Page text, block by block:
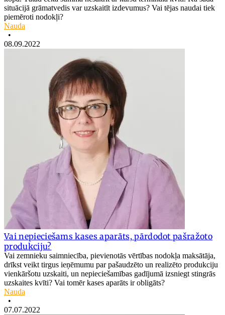
situācijā grāmatvedis var uzskaitīt izdevumus? Vai tējas naudai tiek
piemēroti nodokļi?
Nauda
•
08.09.2022
Vai nepieciešams kases aparāts, pārdodot pašražoto
produkciju?
Vai zemnieku saimniecība, pievienotās vērtības nodokļa maksātāja,
drīkst veikt tirgus ieņēmumu par pašaudzēto un realizēto produkciju
vienkāršotu uzskaiti, un nepieciešamības gadījumā izsniegt stingrās
uzskaites kvīti? Vai tomēr kases aparāts ir obligāts?
Nauda
•
07.07.2022